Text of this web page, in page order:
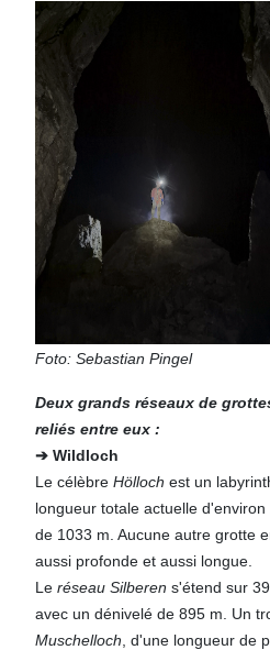
Foto: Sebastian Pingel
Deux grands réseaux de
reliés entre eux :
➔ Wildloch
Le célèbre Hölloch est un
longueur totale actuelle
de 1033 m. Aucune autre grotte
aussi profonde et aussi longue.
Le réseau Silberen s'étend sur
avec un dénivelé de 895 m. Un
Muschelloch, d'une longueur de